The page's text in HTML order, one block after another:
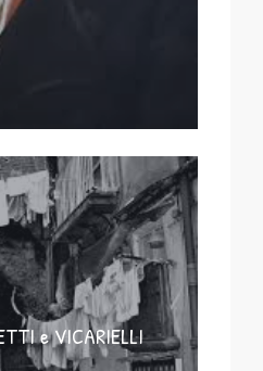
e VICARIELLI